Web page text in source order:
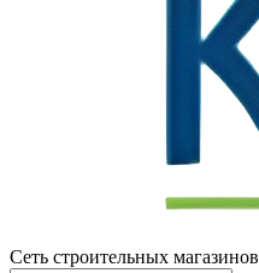
Сеть строительных магазинов